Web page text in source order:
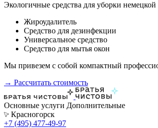
Экологичные средства для уборки
Жироудалитель
Средство для дезинфекции
Универсальное средство
Средство для мытья окон
Мы привезем с собой компактный
→ Рассчитать стоимость
Основные услуги Дополнительные
Красногорск
+7 (495) 477-49-97